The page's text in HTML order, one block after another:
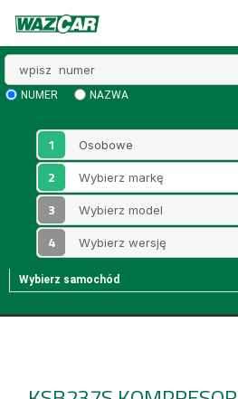
numer
NUMER NAZWA
1
2
3
4
Wybierz samochód